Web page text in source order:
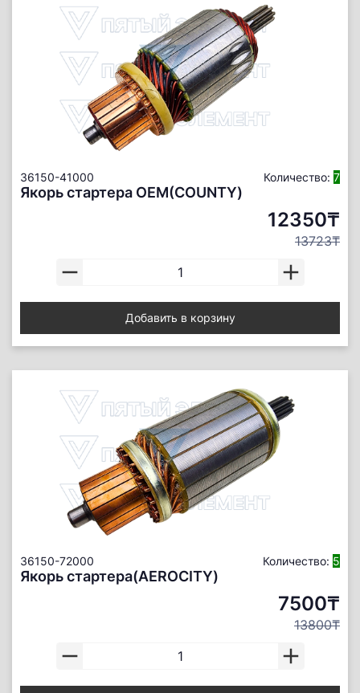
36150-41000 Количество: 7
Якорь стартера ОЕМ(COUNTY)
12350₸
13723₸
Добавить в корзину
36150-72000 Количество: 5
Якорь стартера(AEROCITY)
7500₸
13800₸